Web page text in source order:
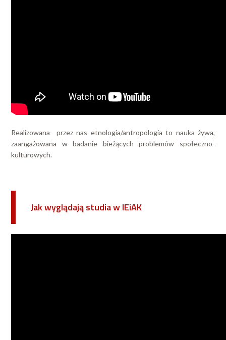
Realizowana przez nas etnologia/antropologia to nauka żywa,
zaangażowana w badanie bieżących problemów społeczno-
kulturowych.
Jak wyglądają studia w IEiAK